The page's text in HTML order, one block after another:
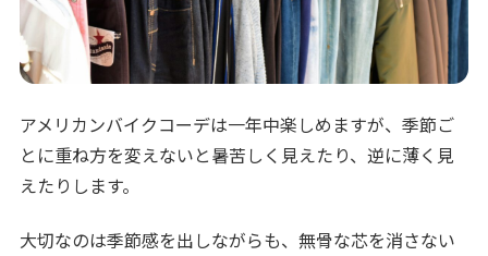
アメリカンバイクコーデは一年中楽しめますが、季節ご
とに重ね方を変えないと暑苦しく見えたり、逆に薄く見
えたりします。
大切なのは季節感を出しながらも、無骨な芯を消さない